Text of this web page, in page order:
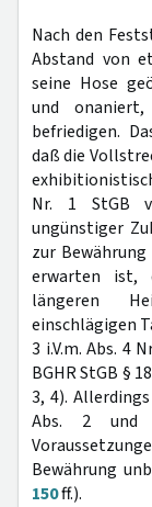
Nach den
Abstand von
seine Hose
und
befriedigen.
daß die
Nr. 1 StGB
ungünstiger
zur
erwarten ist,
längeren
einschlägigen
3 i.V.m. Abs. 4
BGHR StGB §
3, 4).
Abs. 2 und
Bewährung
150ff.).